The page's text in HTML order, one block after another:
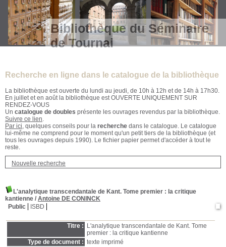
Bibliothèque du Séminaire
de Tournai
Recherche en ligne dans le catalogue de la bibliothèque
La bibliothèque est ouverte du lundi au jeudi, de 10h à 12h et de 14h à 17h30.
En juillet et en août la bibliothèque est OUVERTE UNIQUEMENT SUR
RENDEZ-VOUS
Un catalogue de doubles présente les ouvrages revendus par la bibliothèque.
Suivre ce lien.
Par ici, quelques conseils pour la recherche dans le catalogue. Le catalogue
lui-même ne comprend pour le moment qu'un petit tiers de la bibliothèque (et
tous les ouvrages depuis 1990). Le fichier papier permet d'accéder à tout le
reste.
Nouvelle recherche
L'analytique transcendantale de Kant. Tome premier : la critique
kantienne / Antoine DE CONINCK
Public
ISBD
Titre :
L'analytique transcendantale de Kant. Tome
premier : la critique kantienne
Type de document : texte imprimé